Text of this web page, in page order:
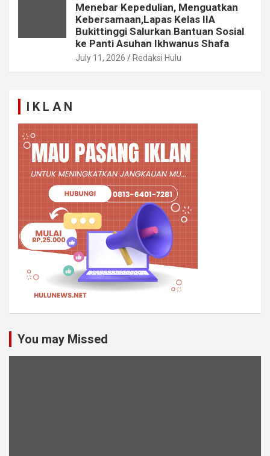
Menebar Kepedulian, Menguatkan
Kebersamaan,Lapas Kelas IIA
Bukittinggi Salurkan Bantuan Sosial
ke Panti Asuhan Ikhwanus Shafa
July 11, 2026 Redaksi Hulu
I K L A N
You may Missed